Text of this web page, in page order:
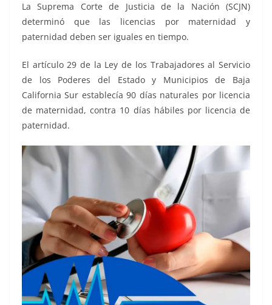
La Suprema Corte de Justicia de la Nación (SCJN)
determinó que las licencias por maternidad y
paternidad deben ser iguales en tiempo.
El artículo 29 de la Ley de los Trabajadores al Servicio
de los Poderes del Estado y Municipios de Baja
California Sur establecía 90 días naturales por licencia
de maternidad, contra 10 días hábiles por licencia de
paternidad.